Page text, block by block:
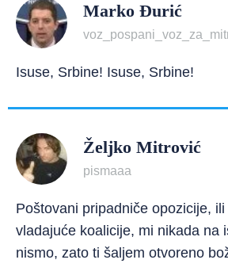
Marko Đurić
Isuse, Srbine! Isuse, Srbine!
Željko Mitrović
pismaaa
Poštovani pripadniče opozicije,
vladajuće koalicije, mi nikada na
nismo, zato ti šaljem otvoreno